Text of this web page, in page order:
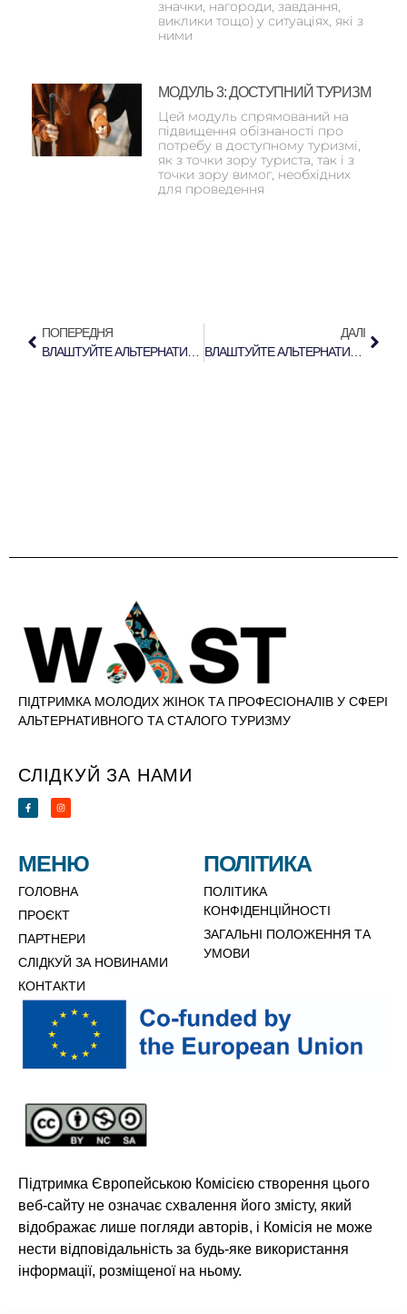
значки, нагороди, завдання,
виклики тощо) у ситуаціях, які з
ними
МОДУЛЬ 3: ДОСТУПНИЙ ТУРИЗМ
Цей модуль спрямований на
підвищення обізнаності про
потребу в доступному туризмі,
як з точки зору туриста, так і з
точки зору вимог, необхідних
для проведення
ПОПЕРЕДНЯ
ДАЛІ
ВЛАШТУЙТЕ АЛЬТЕРНАТИВНИЙ ТУР В НІКОСІЇ
ПІДТРИМКА МОЛОДИХ ЖІНОК ТА ПРОФЕСІОНАЛІВ У СФЕРІ
АЛЬТЕРНАТИВНОГО ТА СТАЛОГО ТУРИЗМУ
СЛІДКУЙ ЗА НАМИ
МЕНЮ
ГОЛОВНА
ПРОЄКТ
ПАРТНЕРИ
СЛІДКУЙ ЗА НОВИНАМИ
КОНТАКТИ
ПОЛІТИКА
ПОЛІТИКА
КОНФІДЕНЦІЙНОСТІ
ЗАГАЛЬНІ ПОЛОЖЕННЯ ТА
УМОВИ
Підтримка Європейською Комісією створення цього
веб-сайту не означає схвалення його змісту, який
відображає лише погляди авторів, і Комісія не може
нести відповідальність за будь-яке використання
інформації, розміщеної на ньому.